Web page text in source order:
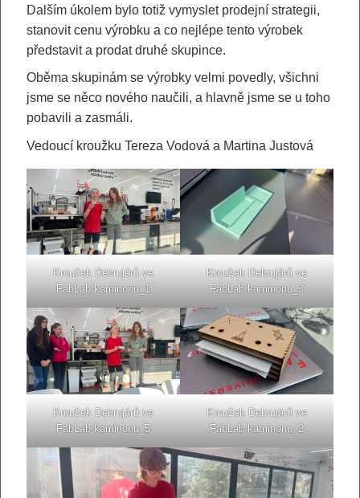
Dalším úkolem bylo totiž vymyslet prodejní strategii,
stanovit cenu výrobku a co nejlépe tento výrobek
představit a prodat druhé skupince.
Oběma skupinám se výrobky velmi povedly, všichni
jsme se něco nového naučili, a hlavně jsme se u toho
pobavili a zasmáli.
Vedoucí kroužku Tereza Vodová a Martina Justová
Kroužek Debrujárů ve
FabLab kaminonu_1
Kroužek Debrujárů ve
FabLab kaminonu_3
Kroužek Debrujárů ve
FabLab kaminonu_5
Kroužek Debrujárů ve
FabLab kaminonu_2